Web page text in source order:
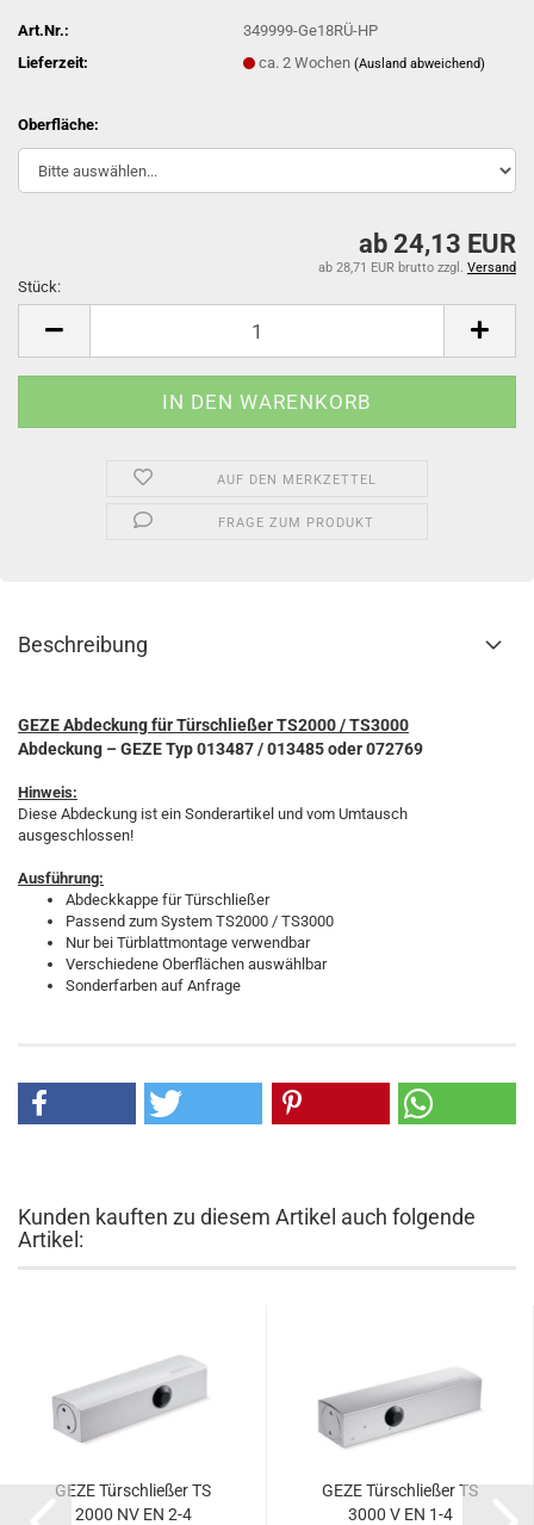
Art.Nr.:
349999-Ge18RÜ-HP
Lieferzeit:
ca. 2 Wochen(Ausland abweichend)
Oberfläche:
ab 24,13 EUR
ab 28,71 EUR brutto zzgl. Versand
Stück:
AUF DEN MERKZETTEL
FRAGE ZUM PRODUKT
Beschreibung
GEZE Abdeckung für Türschließer TS2000 / TS3000
Abdeckung – GEZE Typ 013487 / 013485 oder 072769
Hinweis:
Diese Abdeckung ist ein Sonderartikel und vom Umtausch
ausgeschlossen!
Ausführung:
Abdeckkappe für Türschließer
Passend zum System TS2000 / TS3000
Nur bei Türblattmontage verwendbar
Verschiedene Oberflächen auswählbar
Sonderfarben auf Anfrage
Kunden kauften zu diesem Artikel auch folgende
Artikel:
GEZE Tür­schlie­ßer TS
2000 NV EN 2-4
GEZE Tür­schlie­ßer TS
3000 V EN 1-4